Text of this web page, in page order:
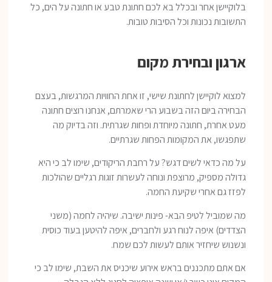
בלוקיישן אחר ובכלל בא לכם חתונת טבע או חתונה על הים, כל
התשובות נכונות וכל הסיבות טובות.
ארגון ובחירת מקום
למצוא לוקיישן לחתונת שישי, זו אחת החוויות המרגשות, בעצם
הבחירה ביום הזה בשבוע הרי שאמרתם, אנחנו רוצים חתונה
מעט אחרת, חתונה מיוחדת ופחות שגרתית. וזה בדיוק מה
שתפגשו, את המקומות הפחות שגרתיים.
על מה כדאי לשים דגש? על רחבת הריקודים, שימו לב כי היא
גדולה מספיק, מרוצפת ונוחה לעשרות זוגות רגליים שהולכות
לפזז גם אחרי שקיעת החמה.
מה שמוביל לטיפ הבא- פינות ישיבה. שיהיה לחמה (משני
הצדדים) איפה לנוח רגע ולחברים, איפה להיטען בעוד כוסית
ונשנוש שיחזיר אותם לעשות לכם שמח.
אם אתם מתכננים בראש אירוע שיכניס את השבת, שימו לב כי